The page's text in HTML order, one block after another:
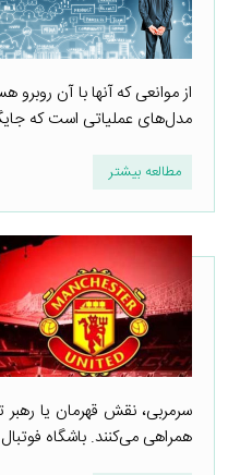
از موانعی که آنها با آن
مدل‌های عملیاتی است که
مطالعه بیشتر
سرمربی، نقش قهرمان یا رهبر
همراهی می‌کنند. باشگاه